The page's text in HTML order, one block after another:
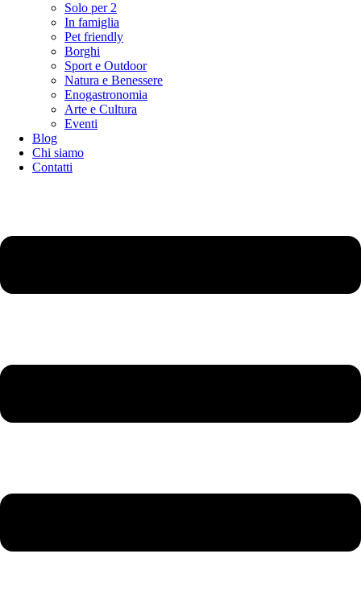
Solo per 2
In famiglia
Pet friendly
Borghi
Sport e Outdoor
Natura e Benessere
Enogastronomia
Arte e Cultura
Eventi
Blog
Chi siamo
Contatti